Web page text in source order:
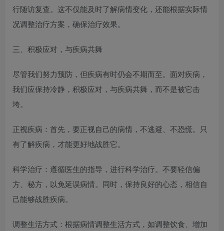
行随访复查。这不仅能及时了解病情变化，还能根据实际情
况调整治疗方案，确保治疗效果。
三、积极应对，与疾病共舞​
尽管我们努力预防，但疾病有时仍会不期而至。面对疾病，
我们应保持冷静，积极应对，与疾病共舞，而不是被它击
垮。​
正视疾病：首先，要正视自己的病情，不逃避、不恐慌。只
有了解疾病，才能更好地战胜它。​
科学治疗：遵循医生的指导，进行科学治疗。不要轻信偏
方、秘方，以免延误病情。同时，保持良好的心态，相信自
己能够战胜疾病。​
调整生活方式：根据病情调整生活方式，如调整饮食、增加